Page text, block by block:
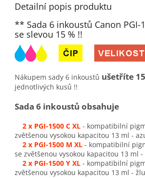
Detailní popis produktu
** Sada 6 inkoustů Canon PGI-
se slevou 15 % !!
Nákupem sady 6 inkoustů ušetříte
jednotlivých kusů !!
Sada 6 inkoustů obsahuje
2 x PGI-1500 C XL - kompatibilní
zvětšenou vysokou kapacitou 13 ml -
2 x PGI-1500 M XL - kompatibilní
se zvětšenou vysokou kapacitou 13 ml
2 x PGI-1500 Y XL - kompatibilní
zvětšenou vysokou kapacitou 13 ml -